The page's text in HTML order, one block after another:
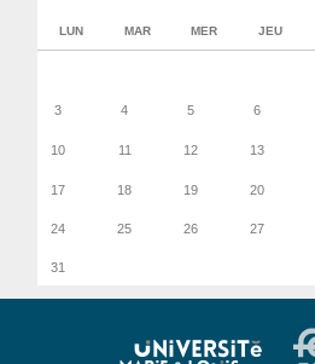
LUN MAR MER JEU
3 4 5 6
10 11 12 13
17 18 19 20
24 25 26 27
31